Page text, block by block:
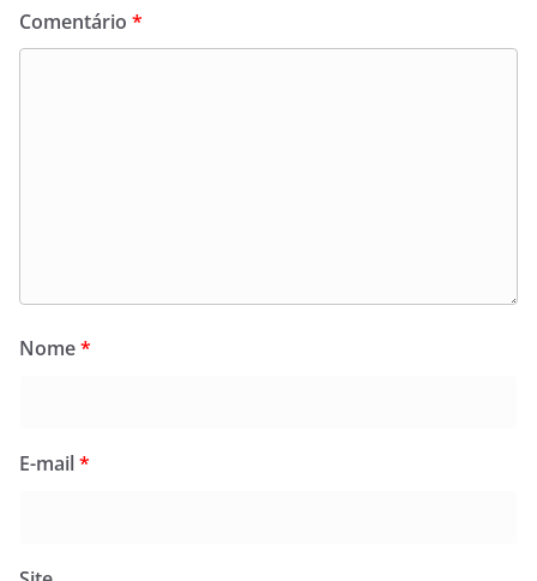
Comentário *
Nome*
E-mail*